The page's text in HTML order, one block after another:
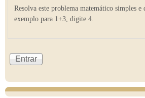
Resolva este problema matemático simples
exemplo para 1+3, digite 4.